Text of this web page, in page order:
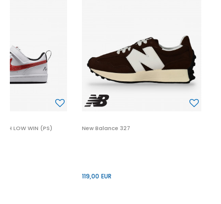
LOW WIN (PS) New Balance 327
119,00 EUR